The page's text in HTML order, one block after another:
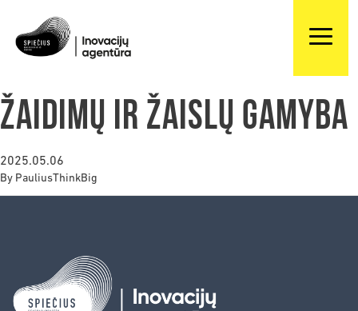
Žaidimų ir žaislų gamyba
2025.05.06
By PauliusThinkBig